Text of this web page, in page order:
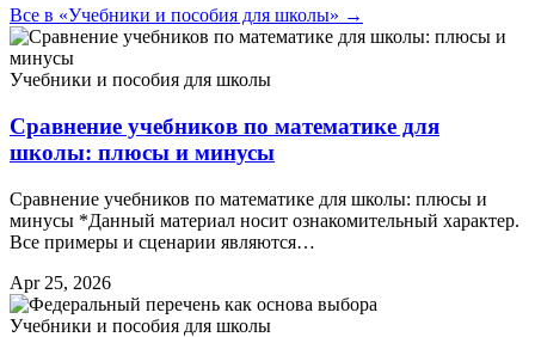
Все в «Учебники и пособия для школы» →
Учебники и пособия для школы
Сравнение учебников по математике для
школы: плюсы и минусы
Сравнение учебников по математике для школы: плюсы и
минусы *Данный материал носит ознакомительный характер.
Все примеры и сценарии являются…
Apr 25, 2026
Учебники и пособия для школы